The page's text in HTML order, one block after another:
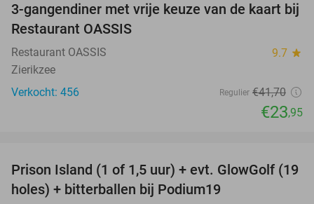
43%
3-gangendiner met vrije keuze van de kaart bij
Restaurant OASSIS
Restaurant OASSIS 9.7 star
Zierikzee
Verkocht: 456
Regulier €41,70
€23,95
36%
Prison Island (1 of 1,5 uur) + evt. GlowGolf (19
holes) + bitterballen bij Podium19